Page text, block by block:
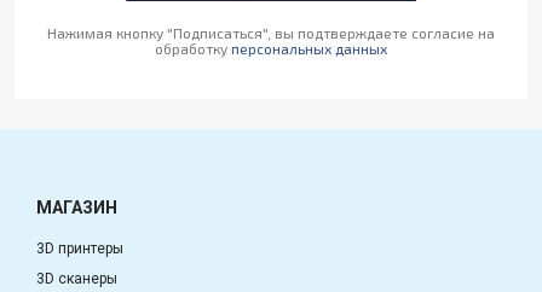
Нажимая кнопку "Подписаться", вы подтверждаете согласие на
обработку персональных данных
МАГАЗИН
3D принтеры
3D сканеры